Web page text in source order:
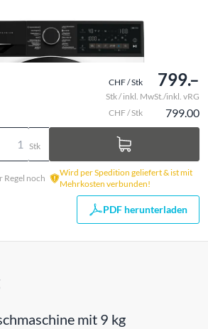
CHF / Stk 799.–
Stk / inkl. MwSt./inkl. vRG
CHF / Stk 799.00
Stk
Regel noch
Wird per Spedition geliefert & ist mit
Mehrkosten verbunden!
PDF herunterladen
mit 9 kg